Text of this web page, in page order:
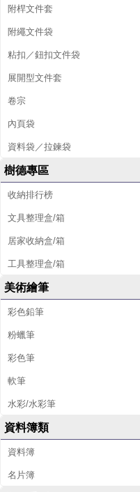
附桿文件套
附繩文件袋
粘扣／鈕扣文件袋
展開型文件套
卷宗
內頁袋
資料袋／拉鍊袋
樹德專區
收納排行榜
文具整理盒/箱
居家收納盒/箱
工具整理盒/箱
美術繪筆
彩色鉛筆
粉蠟筆
彩色筆
軟筆
水彩/水彩筆
資料簿類
資料簿
名片簿